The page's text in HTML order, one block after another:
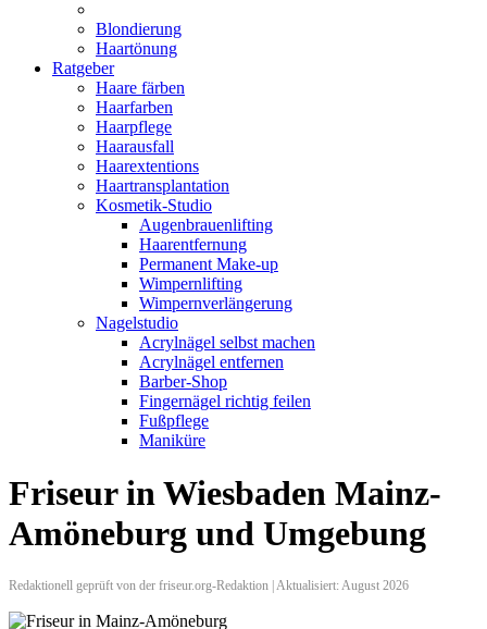
Blondierung
Haartönung
Ratgeber
Haare färben
Haarfarben
Haarpflege
Haarausfall
Haarextentions
Haartransplantation
Kosmetik-Studio
Augenbrauenlifting
Haarentfernung
Permanent Make-up
Wimpernlifting
Wimpernverlängerung
Nagelstudio
Acrylnägel selbst machen
Acrylnägel entfernen
Barber-Shop
Fingernägel richtig feilen
Fußpflege
Maniküre
Friseur in Wiesbaden Mainz-
Amöneburg und Umgebung
Redaktionell geprüft von der friseur.org-Redaktion | Aktualisiert: August 2026